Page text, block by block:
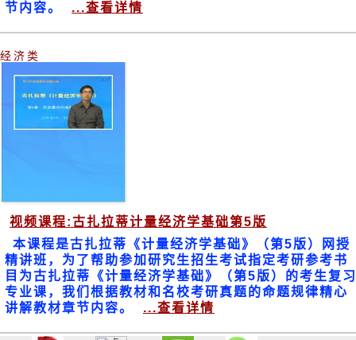
节内容。
...查看详情
经济类
视频课程:古扎拉蒂计量经济学基础第5版
本课程是古扎拉蒂《计量经济学基础》（第5版）网授
精讲班，为了帮助参加研究生招生考试指定考研参考书
目为古扎拉蒂《计量经济学基础》（第5版）的考生复习
专业课，我们根据教材和名校考研真题的命题规律精心
讲解教材章节内容。
...查看详情